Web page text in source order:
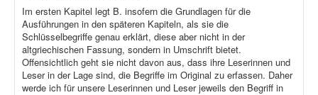
Im ersten Kapitel legt B. insofern die Grundlagen für die
Ausführungen in den späteren Kapiteln, als sie die
Schlüsselbegriffe genau erklärt, diese aber nicht in der
altgriechischen Fassung, sondern in Umschrift bietet.
Offensichtlich geht sie nicht davon aus, dass ihre Leserinnen und
Leser in der Lage sind, die Begriffe im Original zu erfassen. Daher
werde ich für unsere Leserinnen und Leser jeweils den Begriff in